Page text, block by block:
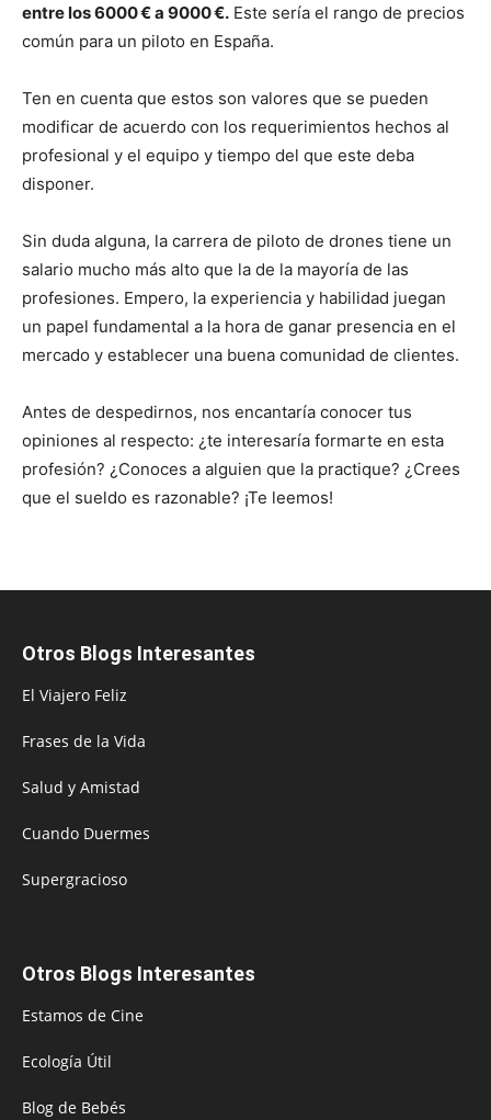
entre los 6000 €a 9000 €. Este sería el rango de precios
común para un piloto en España.
Ten en cuenta que estos son valores que se pueden
modificar de acuerdo con los requerimientos hechos al
profesional y el equipo y tiempo del que este deba
disponer.
Sin duda alguna, la carrera de piloto de drones tiene un
salario mucho más alto que la de la mayoría de las
profesiones. Empero, la experiencia y habilidad juegan
un papel fundamental a la hora de ganar presencia en el
mercado y establecer una buena comunidad de clientes.
Antes de despedirnos, nos encantaría conocer tus
opiniones al respecto: ¿te interesaría formarte en esta
profesión? ¿Conoces a alguien que la practique? ¿Crees
que el sueldo es razonable? ¡Te leemos!
Otros Blogs Interesantes
El Viajero Feliz
Frases de la Vida
Salud y Amistad
Cuando Duermes
Supergracioso
Otros Blogs Interesantes
Estamos de Cine
Ecología Útil
Blog de Bebés